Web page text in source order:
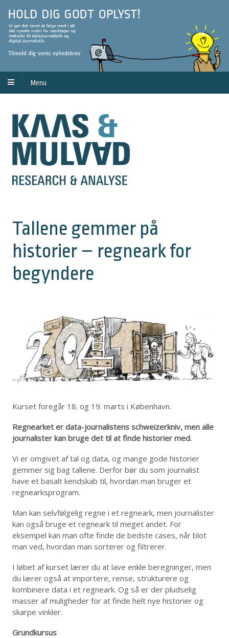
Menu
Tallene gemmer på
historier – regneark for
begyndere
Kurset foregår 18. og 19. marts i København.
Regnearket er data-journalistens schweizerkniv, men alle
journalister kan bruge det til at finde historier med.
Vi er omgivet af tal og data, og mange gode historier
gemmer sig bag tallene. Derfor bør du som journalist
have et basalt kendskab til, hvordan man bruger et
regnearksprogram.
Man kan selvfølgelig regne i et regneark, men journalister
kan også bruge et regneark til meget andet. For
eksempel kan man ofte finde de bedste cases, når blot
man ved, hvordan man sorterer og filtrerer.
I løbet af kurset lærer du at lave enkle beregninger, men
du lærer også at importere, rense, strukturere og
kombinere data i et regneark. Og så er der pludselig
masser af muligheder for at finde helt nye historier og
skarpe vinkler.
Grundkursus